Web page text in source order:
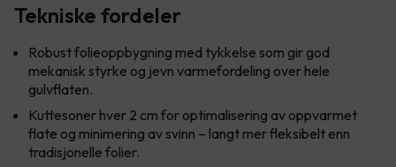
Tekniske fordeler
Robust folieoppbygning med tykkelse som gir god
mekanisk styrke og jevn varmefordeling over hele
gulvflaten.
Kuttesoner hver 2 cm for optimalisering av oppvarmet
flate og minimering av svinn – langt mer fleksibelt enn
tradisjonelle folier.